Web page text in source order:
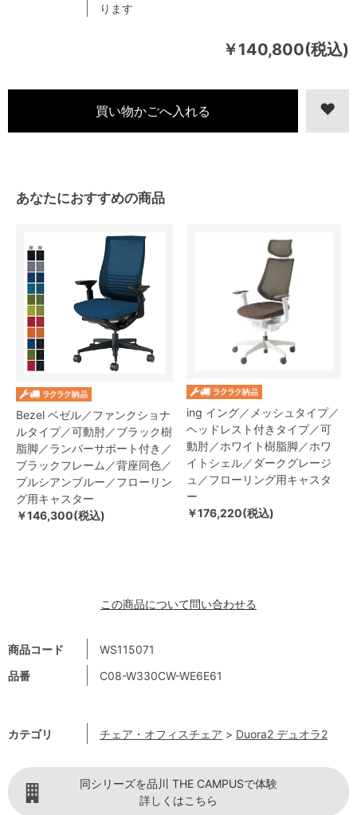
￥140,800(税込)
商品コード
WS115071
品番
C08-W330CW-WE6E61
カテゴリ チェア・オフィスチェア > Duora2 デュオラ2
ります
あなたにおすすめの商品
Bezel ベゼル／ファンクショナ
ルタイプ／可動肘／ブラック樹
脂脚／ランバーサポート付き／
ブラックフレーム／背座同色／
プルシアンブルー／フローリン
グ用キャスター
￥146,300(税込)
ing イング／メッシュタイプ／
ヘッドレスト付きタイプ／可
動肘／ホワイト樹脂脚／ホワ
イトシェル／ダークグレージ
ュ／フローリング用キャスタ
ー
￥176,220(税込)
この商品について問い合わせる
同シリーズを品川 THE CAMPUSで体験
詳しくはこちら